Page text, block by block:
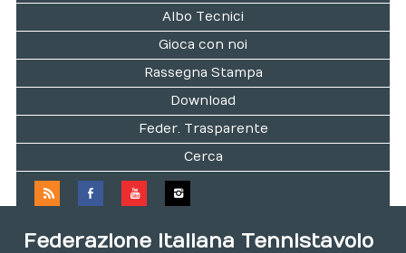
Albo Tecnici
Gioca con noi
Rassegna Stampa
Download
Feder. Trasparente
Cerca
Federazione Italiana Tennistavolo